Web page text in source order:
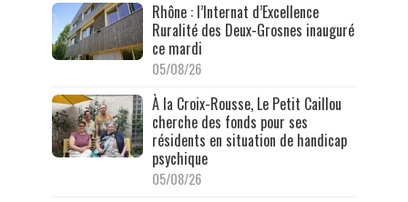
Rhône : l’Internat d’Excellence
Ruralité des Deux-Grosnes inauguré
ce mardi
05/08/26
À la Croix-Rousse, Le Petit Caillou
cherche des fonds pour ses
résidents en situation de handicap
psychique
05/08/26